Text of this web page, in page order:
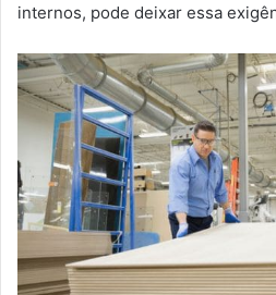
internos, pode deixar essa